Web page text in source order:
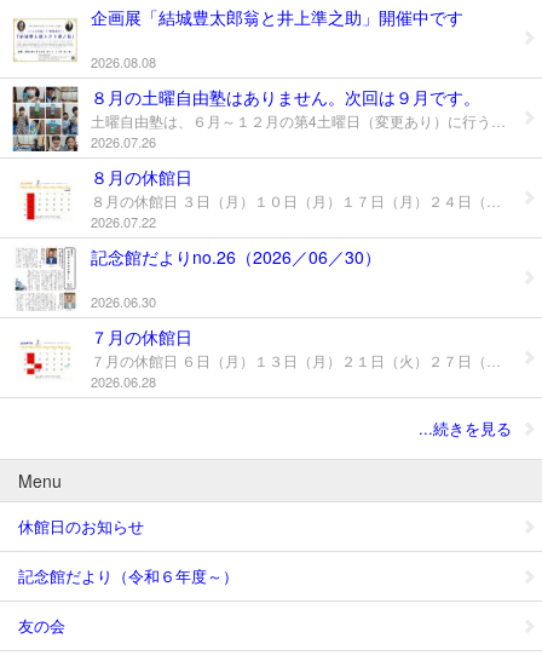
企画展「結城豊太郎翁と井上準之助」開催中です
2026.08.08
８月の土曜自由塾はありません。次回は９月です。
2026.07.26
８月の休館日
2026.07.22
記念館だよりno.26（2026／06／30）
2026.06.30
７月の休館日
2026.06.28
...続きを見る
Menu
休館日のお知らせ
記念館だより（令和６年度～）
友の会